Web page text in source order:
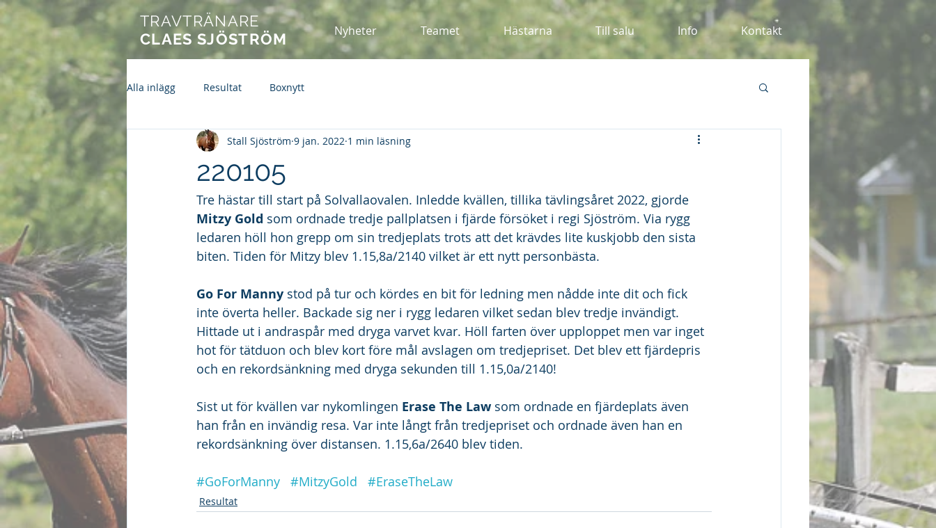
TRAVTRÄNARE
CLAES SJÖSTRÖM
Nyheter Teamet Hästarna Till salu Info Kontakt
Alla inlägg Resultat Boxnytt
220105
Stall Sjöström 9 jan. 2022 1 min läsning
Tre hästar till start på Solvallaovalen. Inledde kvällen, tillika tävlingsåret 2022, gjorde
Mitzy Gold som ordnade tredje pallplatsen i fjärde försöket i regi Sjöström. Via rygg
ledaren höll hon grepp om sin tredjeplats trots att det krävdes lite kuskjobb den sista
biten. Tiden för Mitzy blev 1.15,8a/2140 vilket är ett nytt personbästa.
Go For Manny stod på tur och kördes en bit för ledning men nådde inte dit och fick
inte överta heller. Backade sig ner i rygg ledaren vilket sedan blev tredje invändigt.
Hittade ut i andraspår med dryga varvet kvar. Höll farten över upploppet men var inget
hot för tätduon och blev kort före mål avslagen om tredjepriset. Det blev ett fjärdepris
och en rekordsänkning med dryga sekunden till 1.15,0a/2140!
Sist ut för kvällen var nykomlingen Erase The Law som ordnade en fjärdeplats även
han från en invändig resa. Var inte långt från tredjepriset och ordnade även han en
rekordsänkning över distansen. 1.15,6a/2640 blev tiden.
#GoForManny #MitzyGold #EraseTheLaw
Resultat